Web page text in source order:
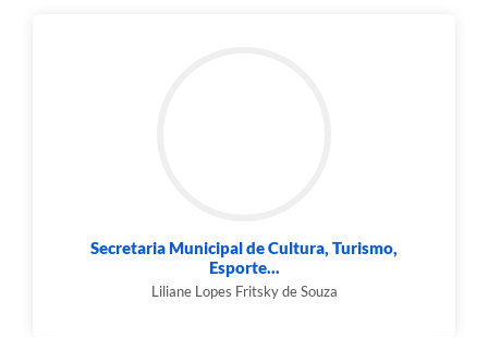
Secretaria Municipal de Cultura, Turismo,
Esporte...
Liliane Lopes Fritsky de Souza